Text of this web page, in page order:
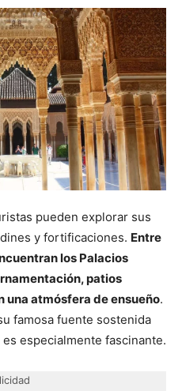
pueden explorar sus
y fortificaciones. Entre
los Palacios
patios
una atmósfera de ensueño.
famosa fuente sostenida
especialmente fascinante.